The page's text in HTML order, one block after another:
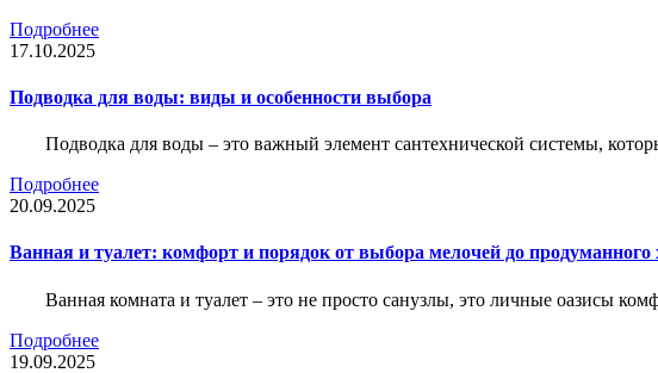
Подробнее
17.10.2025
Подводка для воды: виды и особенности выбора
Подводка для воды – это важный элемент сантехнической системы,
Подробнее
20.09.2025
Ванная и туалет: комфорт и порядок от выбора мелочей до продуманного
Ванная комната и туалет – это не просто санузлы, это личные оазисы
Подробнее
19.09.2025